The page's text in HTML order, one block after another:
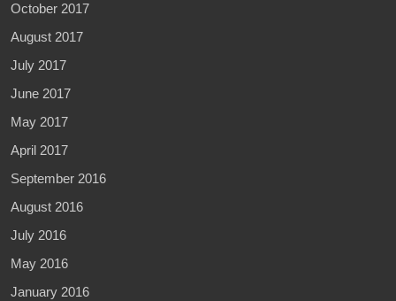
October 2017
August 2017
July 2017
June 2017
May 2017
April 2017
September 2016
August 2016
July 2016
May 2016
January 2016